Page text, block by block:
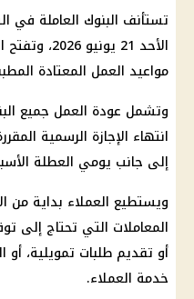
تستأنف البنوك العاملة في
الأحد 21
مواعيد العمل المعتادة
وتشمل عودة العمل جميع
انتهاء الإجازة الرسمية
إلى جانب يومي العطلة
ويستطيع العملاء بداية من
المعاملات التي تحتاج إلى
أو تقديم طلبات تمويلية،
خدمة العملاء.